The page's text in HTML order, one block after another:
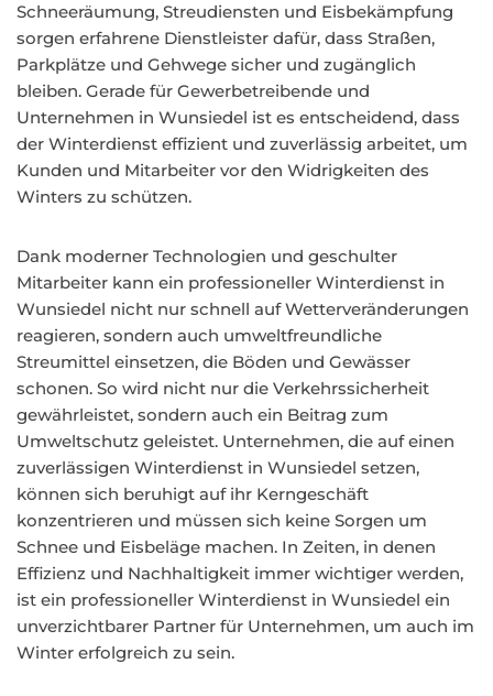
Schneeräumung, Streudiensten und Eisbekämpfung
sorgen erfahrene Dienstleister dafür, dass Straßen,
Parkplätze und Gehwege sicher und zugänglich
bleiben. Gerade für Gewerbetreibende und
Unternehmen in Wunsiedel ist es entscheidend, dass
der Winterdienst effizient und zuverlässig arbeitet, um
Kunden und Mitarbeiter vor den Widrigkeiten des
Winters zu schützen.
Dank moderner Technologien und geschulter
Mitarbeiter kann ein professioneller Winterdienst in
Wunsiedel nicht nur schnell auf Wetterveränderungen
reagieren, sondern auch umweltfreundliche
Streumittel einsetzen, die Böden und Gewässer
schonen. So wird nicht nur die Verkehrssicherheit
gewährleistet, sondern auch ein Beitrag zum
Umweltschutz geleistet. Unternehmen, die auf einen
zuverlässigen Winterdienst in Wunsiedel setzen,
können sich beruhigt auf ihr Kerngeschäft
konzentrieren und müssen sich keine Sorgen um
Schnee und Eisbeläge machen. In Zeiten, in denen
Effizienz und Nachhaltigkeit immer wichtiger werden,
ist ein professioneller Winterdienst in Wunsiedel ein
unverzichtbarer Partner für Unternehmen, um auch im
Winter erfolgreich zu sein.